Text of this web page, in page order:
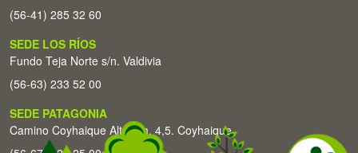
(56-41) 285 32 60
SEDE LOS RÍOS
Fundo Teja Norte s/n. Valdivia
(56-63) 233 52 00
SEDE PATAGONIA
Camino Coyhaique Alto Km. 4,5. Coyhaique